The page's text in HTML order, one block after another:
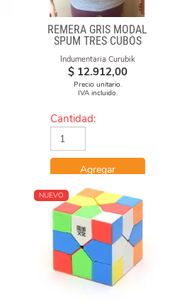
REMERA GRIS MODAL
SPUM TRES CUBOS
Indumentaria Curubik
$ 12.912,00
Precio unitario.
IVA incluido.
Cantidad:
Agregar
NUEVO